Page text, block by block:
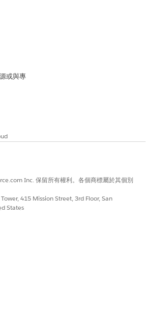
或與專
Inc. 保留所有權利。各個商標屬於其個別
415 Mission Street, 3rd Floor, San
States